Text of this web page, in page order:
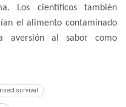
Los científicos también
el alimento contaminado
aversión al sabor como
survival